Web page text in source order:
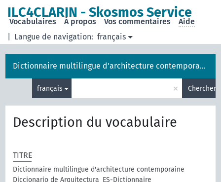
ILC4CLARIN - Skosmos Service
Langue de navigation: français
Vocabulaires À propos Vos commentaires Aide
Dictionnaire multilingue d'architecture contemporaine
français × Chercher
Description du vocabulaire
TITRE
Dictionnaire multilingue d'architecture contemporaine
Diccionario de Arquitectura_ES-Dictionnaire